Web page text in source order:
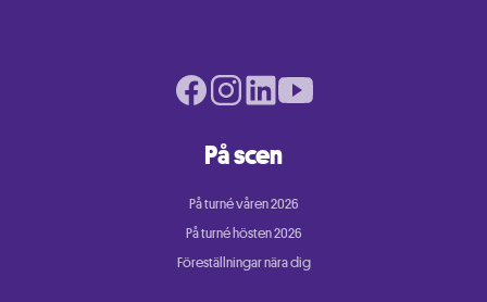
På scen
På turné våren 2026
På turné hösten 2026
Föreställningar nära dig
Facebook page
Instagram page
LinkedIn pageYoutube page